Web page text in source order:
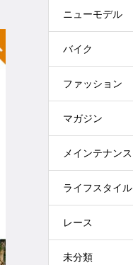
ニューモデル
バイク
ファッション
マガジン
メインテナンス
ライフスタイル
レース
未分類